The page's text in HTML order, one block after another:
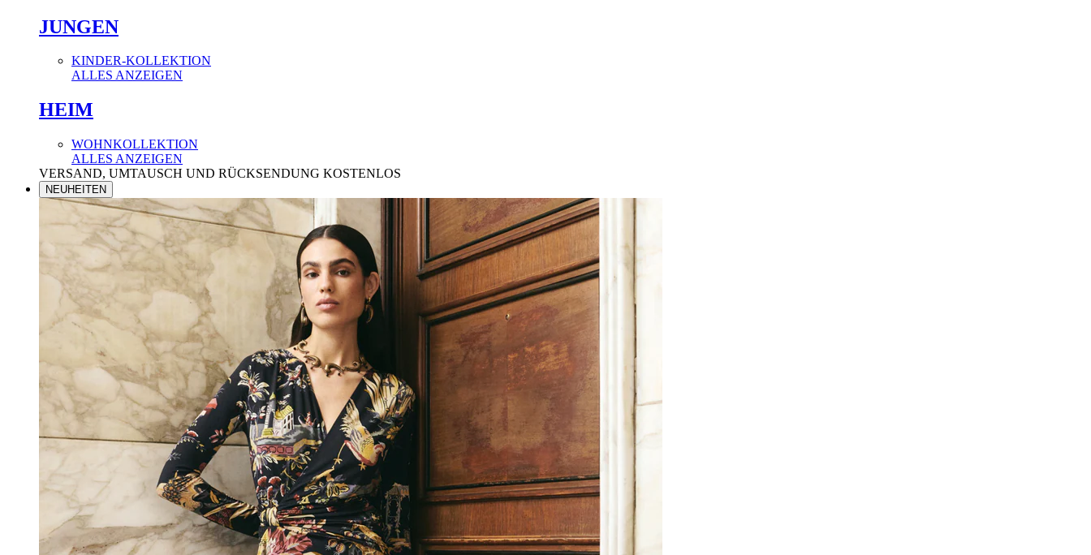
JUNGEN
KINDER-KOLLEKTION
ALLES ANZEIGEN
HEIM
WOHNKOLLEKTION
ALLES ANZEIGEN
VERSAND, UMTAUSCH UND RÜCKSENDUNG KOSTENLOS
NEUHEITEN